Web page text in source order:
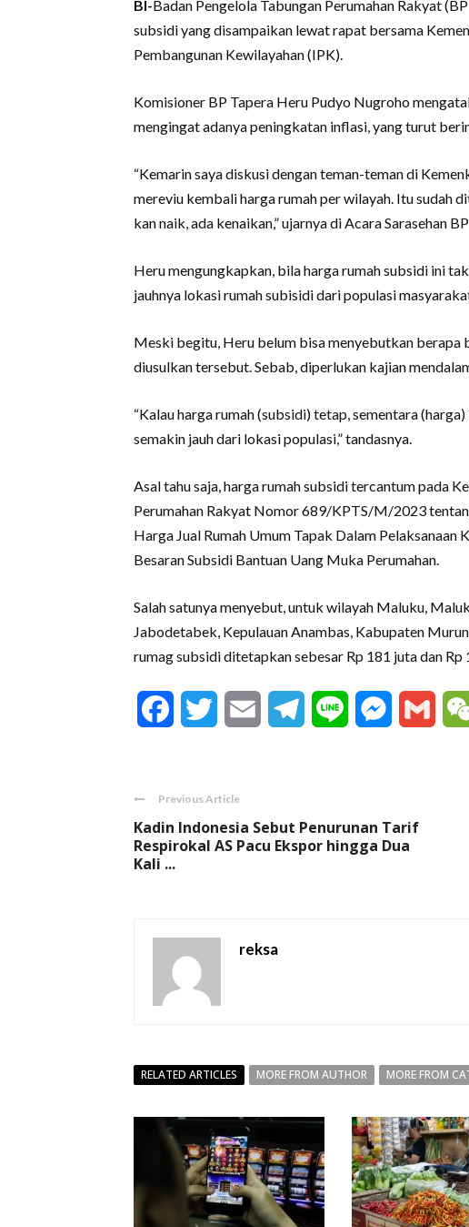
BI-Badan Pengelola Tabungan Perumahan Rakyat
subsidi yang disampaikan lewat rapat bersama
Pembangunan Kewilayahan (IPK).
Komisioner BP Tapera Heru Pudyo Nugroho
mengingat adanya peningkatan inflasi, yang turut
“Kemarin saya diskusi dengan teman-teman di
mereviu kembali harga rumah per wilayah. Itu sudah
kan naik, ada kenaikan,” ujarnya di Acara Sarasehan
Heru mengungkapkan, bila harga rumah subsidi ini
jauhnya lokasi rumah subisidi dari populasi
Meski begitu, Heru belum bisa menyebutkan berapa
diusulkan tersebut. Sebab, diperlukan kajian
“Kalau harga rumah (subsidi) tetap, sementara
semakin jauh dari lokasi populasi,” tandasnya.
Asal tahu saja, harga rumah subsidi tercantum pada
Perumahan Rakyat Nomor 689/KPTS/M/2023
Harga Jual Rumah Umum Tapak Dalam Pelaksanaan
Besaran Subsidi Bantuan Uang Muka Perumahan.
Salah satunya menyebut, untuk wilayah Maluku,
Jabodetabek, Kepulauan Anambas, Kabupaten
rumag subsidi ditetapkan sebesar Rp 181 juta dan
FacebookTwitter Email Telegram
Line Messenger
Previous Article
Kadin Indonesia Sebut Penurunan Tarif
Respirokal AS Pacu Ekspor hingga Dua
Kali ...
reksa
RELATED ARTICLES MORE FROM AUTHOR MORE FROM